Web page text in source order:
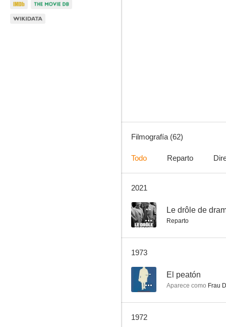
--
Filmografía (62)
Todo Reparto
2021
-- Le drôle de
Reparto
1973
-- El peatón
Aparece como Frau
1972